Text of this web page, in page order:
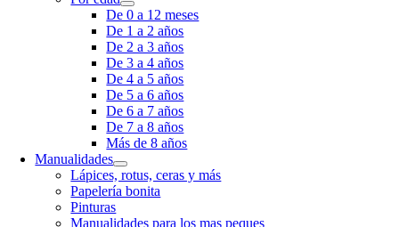
De 0 a 12 meses
De 1 a 2 años
De 2 a 3 años
De 3 a 4 años
De 4 a 5 años
De 5 a 6 años
De 6 a 7 años
De 7 a 8 años
Más de 8 años
Manualidades
Lápices, rotus, ceras y más
Papelería bonita
Pinturas
Manualidades para los mas peques